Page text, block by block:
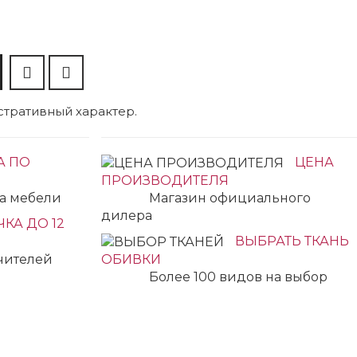
характер.
ПО
мебели
ДО 12
ЦЕНА
ПРОИЗВОДИТЕЛЯ
Магазин официального
дилера
ВЫБРАТЬ ТКАНЬ
ОБИВКИ
Более 100 видов на выбор